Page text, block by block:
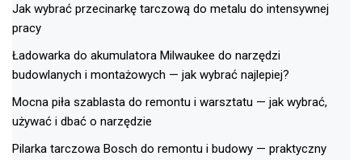
Jak wybrać przecinarkę tarczową do metalu do intensywnej
pracy
Ładowarka do akumulatora Milwaukee do narzędzi
budowlanych i montażowych — jak wybrać najlepiej?
Mocna piła szablasta do remontu i warsztatu — jak wybrać,
używać i dbać o narzędzie
Pilarka tarczowa Bosch do remontu i budowy — praktyczny